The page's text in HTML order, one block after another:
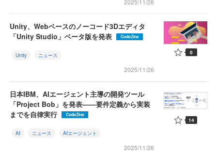
2025/11/26
Unity、Webベースのノーコード3Dエディタ
「Unity Studio」ベータ版を発表
CodeZine
Unity ニュース
2025/11/26
0
日本IBM、AIエージェント主導の開発ツール
「Project Bob」を発表——要件定義から実装
までを自律実行
CodeZine
AI ニュース AIエージェント
2025/11/26
14